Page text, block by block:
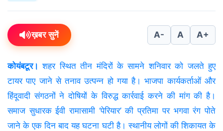
ख़बर सुनें A- A A+
कोयंबटूर। शहर स्थित तीन मंदिरों के सामने शनिवार को जलते हुए
टायर पाए जाने से तनाव उत्पन्न हो गया है। भाजपा कार्यकर्ताओं और
हिंदूवादी संगठनों ने दोषियों के विरुद्ध कार्रवाई करने की मांग की है।
समाज सुधारक ईवी रामासामी ‘पेरियार’ की प्रतिमा पर भगवा रंग पोते
जाने के एक दिन बाद यह घटना घटी है। स्थानीय लोगों की शिकायत के